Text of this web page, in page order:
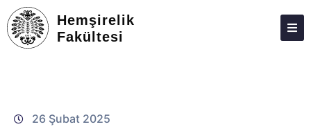
Hemşirelik
Fakültesi
GIZLILIK POLITIKASI
26 Şubat 2025